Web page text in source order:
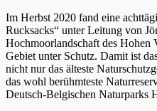
Im Herbst 2020 fand eine
Rucksacks“ unter Leitung von
Hochmoorlandschaft des Hohen
Gebiet unter Schutz. Damit ist
nicht nur das älteste
das wohl berühmteste
Deutsch-Belgischen Naturparks